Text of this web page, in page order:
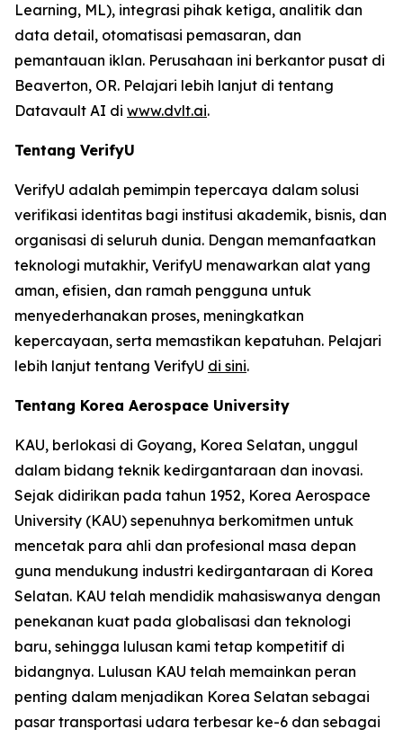
Learning, ML), integrasi pihak ketiga, analitik dan
data detail, otomatisasi pemasaran, dan
pemantauan iklan. Perusahaan ini berkantor pusat di
Beaverton, OR. Pelajari lebih lanjut di tentang
Datavault AI di www.dvlt.ai.
Tentang VerifyU
VerifyU adalah pemimpin tepercaya dalam solusi
verifikasi identitas bagi institusi akademik, bisnis, dan
organisasi di seluruh dunia. Dengan memanfaatkan
teknologi mutakhir, VerifyU menawarkan alat yang
aman, efisien, dan ramah pengguna untuk
menyederhanakan proses, meningkatkan
kepercayaan, serta memastikan kepatuhan. Pelajari
lebih lanjut tentang VerifyU di sini.
Tentang Korea Aerospace University
KAU, berlokasi di Goyang, Korea Selatan, unggul
dalam bidang teknik kedirgantaraan dan inovasi.
Sejak didirikan pada tahun 1952, Korea Aerospace
University (KAU) sepenuhnya berkomitmen untuk
mencetak para ahli dan profesional masa depan
guna mendukung industri kedirgantaraan di Korea
Selatan. KAU telah mendidik mahasiswanya dengan
penekanan kuat pada globalisasi dan teknologi
baru, sehingga lulusan kami tetap kompetitif di
bidangnya. Lulusan KAU telah memainkan peran
penting dalam menjadikan Korea Selatan sebagai
pasar transportasi udara terbesar ke-6 dan sebagai